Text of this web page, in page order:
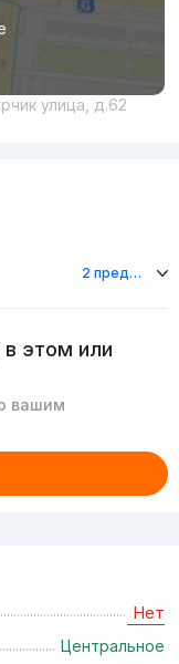
улица, д.62
2 предложения
этом или
вашим
Нет
Центральное